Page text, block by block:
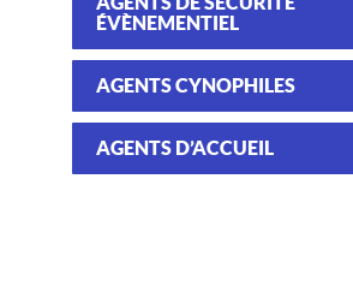
ÉVÈNEMENTIEL
AGENTS CYNOPHILES
AGENTS D’ACCUEIL